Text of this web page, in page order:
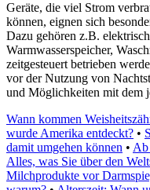
Geräte, die viel Strom
können, eignen sich
Dazu gehören z.B.
Warmwasserspeicher,
zeitgesteuert betrieben
vor der Nutzung von
und Möglichkeiten mit dem
Wann kommen
wurde Amerika entdeckt? •
damit umgehen können • Ab
Alles, was Sie über den
Milchprodukte vor